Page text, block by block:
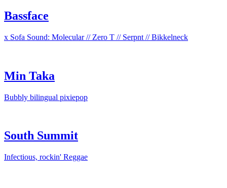
Bassface
x Sofa Sound: Molecular // Zero T // Serpnt // Bikkelneck
Min Taka
Bubbly bilingual pixiepop
South Summit
Infectious, rockin' Reggae